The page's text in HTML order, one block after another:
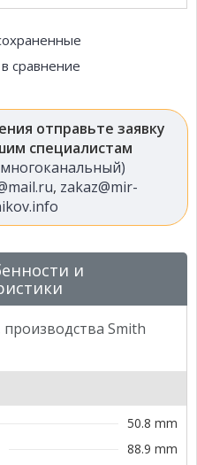
сравнение
отправьте заявку
специалистам
, zakaz@mir-
и
Smith
50.8 mm
88.9 mm